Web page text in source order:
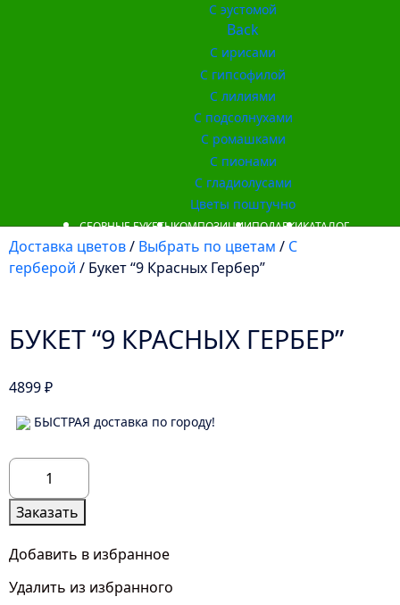
С эустомой
Back
С ирисами
С гипсофилой
С лилиями
С подсолнухами
С ромашками
С пионами
С гладиолусами
Цветы поштучно
СБОРНЫЕ БУКЕТЫКОМПОЗИЦИИПОДАРКИКАТАЛОГ
Доставка цветов/ Выбрать по цветам / С
герберой / Букет “9 Красных Гербер”
БУКЕТ “9 КРАСНЫХ ГЕРБЕР”
4899₽
БЫСТРАЯ доставка по городу!
Количество
товара
Букет
"9
Красных
Заказать
Добавить в избранное
Удалить из избранного